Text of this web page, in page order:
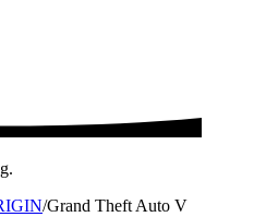
/Grand Theft Auto V